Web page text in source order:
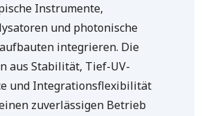
Instrumente,
und photonische
integrieren. Die
aus Stabilität, Tief-UV-
und Integrationsflexibilität
zuverlässigen Betrieb